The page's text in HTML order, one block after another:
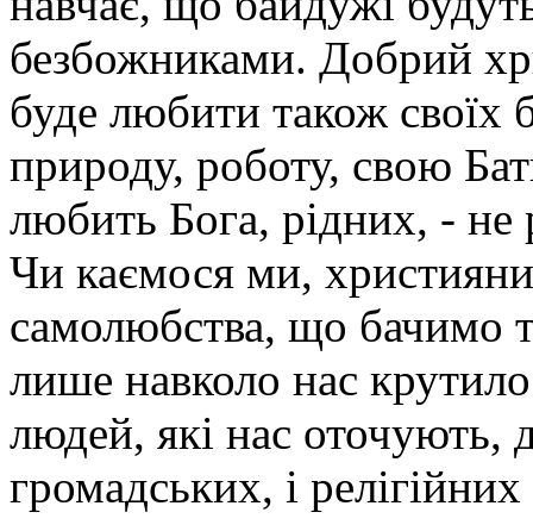
безбожниками. Добрий
буде любити також своїх
природу, роботу, свою
любить Бога, рідних, - не
Чи каємося ми,
самолюбства, що бачимо
лише навколо нас
людей, які нас оточують,
громадських, і релігійних